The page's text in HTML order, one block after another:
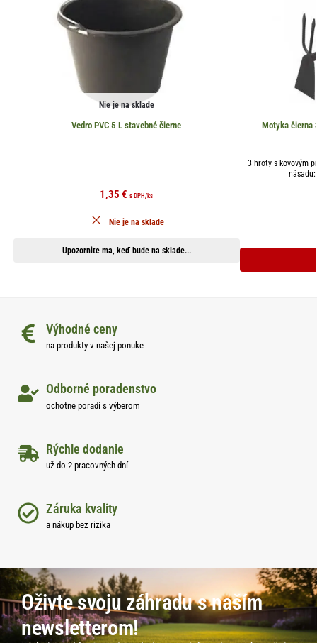
Nie je na sklade
Vedro PVC 5 L stavebné čierne
1,35€ s DPH/ks
Upozornite ma, keď bude na sklade...
Nie je na sklade
Motyka čierna
3 hroty s kovovým
Výhodné ceny
na produkty v našej ponuke
Odborné poradenstvo
ochotne poradí s výberom
Rýchle dodanie
už do 2 pracovných dní
Záruka kvality
a nákup bez rizika
Oživte svoju záhradu s naším
newsletterom!